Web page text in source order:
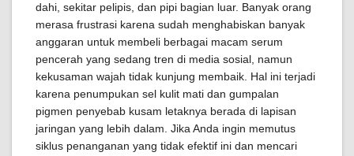
dahi, sekitar pelipis, dan pipi bagian luar. Banyak orang
merasa frustrasi karena sudah menghabiskan banyak
anggaran untuk membeli berbagai macam serum
pencerah yang sedang tren di media sosial, namun
kekusaman wajah tidak kunjung membaik. Hal ini terjadi
karena penumpukan sel kulit mati dan gumpalan
pigmen penyebab kusam letaknya berada di lapisan
jaringan yang lebih dalam. Jika Anda ingin memutus
siklus penanganan yang tidak efektif ini dan mencari